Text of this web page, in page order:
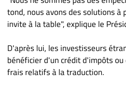
tond, nous avons des solutions à
invite à la table", explique le
D'après lui, les investisseurs
bénéficier d'un crédit d'impôts
frais relatifs à la traduction.